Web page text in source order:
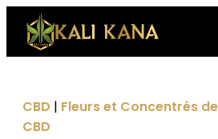
CBD | Fleurs et Concentrés
CBD